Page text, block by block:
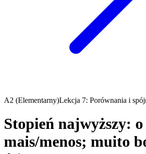
A2 (Elementarny)Lekcja 7: Porównania i
Stopień najwyższy: o
mais/menos; muito